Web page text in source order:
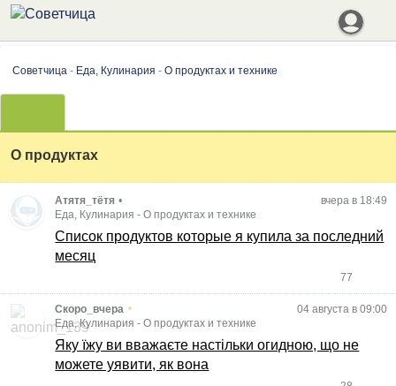
Советчица- Еда, Кулинария - О продуктах и технике
О продуктах
Атятя_тётя •
вчера в 18:49
Еда, Кулинария -О продуктах и технике
Список продуктов которые я купила за последний
месяц
77
Скоро_вчера •
04 августа в 09:00
Еда, Кулинария -О продуктах и технике
Яку їжу ви вважаєте настільки огидною, що не
можете уявити, як вона